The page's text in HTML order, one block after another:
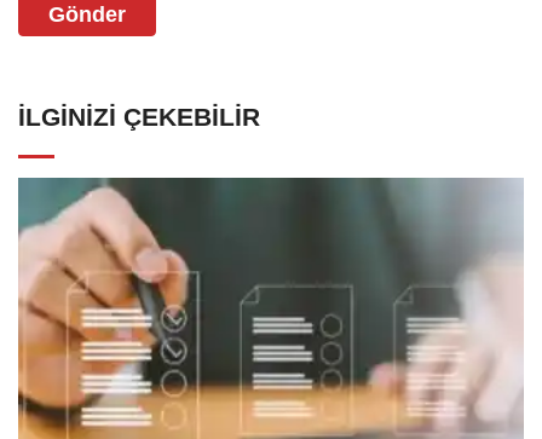
Gönder
İLGINIZI ÇEKEBILIR